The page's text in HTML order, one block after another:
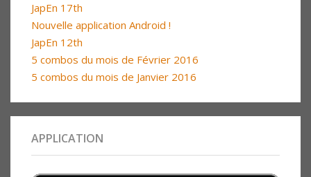
JapEn 17th
Nouvelle application Android !
JapEn 12th
5 combos du mois de Février 2016
5 combos du mois de Janvier 2016
APPLICATION